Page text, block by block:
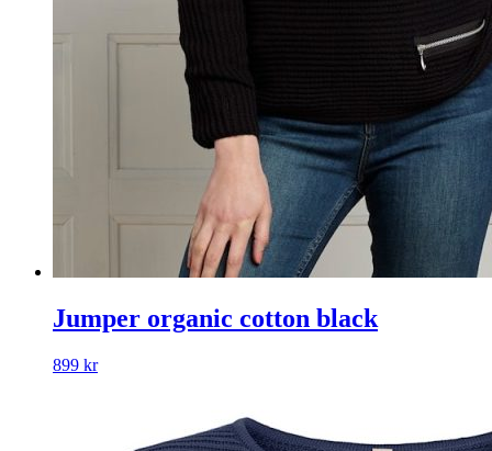
Jumper organic cotton black
899 kr